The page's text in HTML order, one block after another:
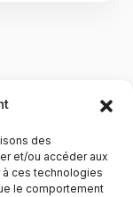
des
et/ou accéder aux
ces technologies
le comportement